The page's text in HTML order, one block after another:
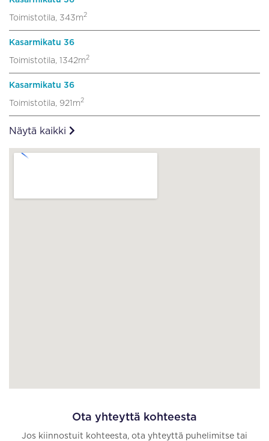
Toimistotila, 343m2
Kasarmikatu 36
Toimistotila, 1342m2
Kasarmikatu 36
Toimistotila, 921m2
Näytä kaikki
Ota yhteyttä kohteesta
Jos kiinnostuit kohteesta, ota yhteyttä puhelimitse tai